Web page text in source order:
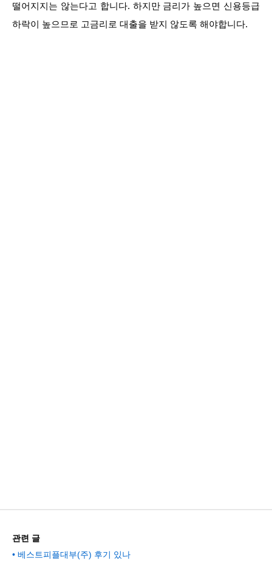
떨어지지는 않는다고 합니다. 하지만 금리가 높으면 신용등급
하락이 높으므로 고금리로 대출을 받지 않도록 해야합니다.
관련 글
베스트피플대부(주) 후기 있나